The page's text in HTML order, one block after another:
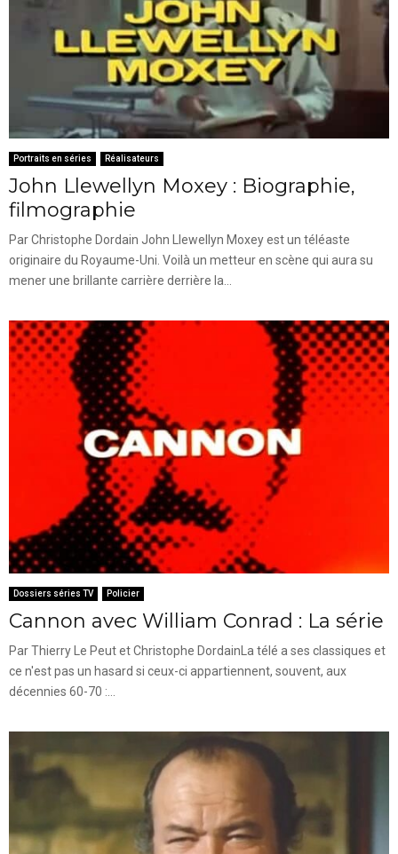
Portraits en séries Réalisateurs
John Llewellyn Moxey : Biographie,
filmographie
Par Christophe Dordain John Llewellyn Moxey est un téléaste
originaire du Royaume-Uni. Voilà un metteur en scène qui aura su
mener une brillante carrière derrière la...
Dossiers séries TV Policier
Cannon avec William Conrad : La série
Par Thierry Le Peut et Christophe DordainLa télé a ses classiques et
ce n'est pas un hasard si ceux-ci appartiennent, souvent, aux
décennies 60-70 :...